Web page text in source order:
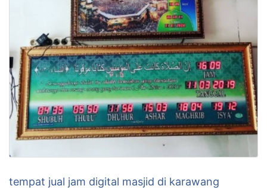
tempat jual jam digital masjid di karawang